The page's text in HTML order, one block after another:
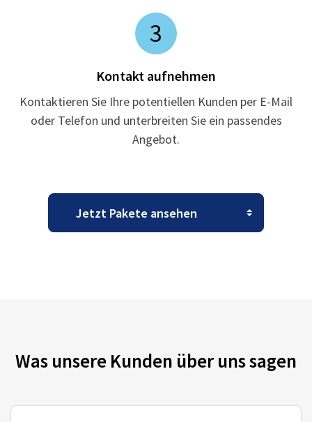
3
Kontakt aufnehmen
Kontaktieren Sie Ihre potentiellen Kunden per E-Mail
oder Telefon und unterbreiten Sie ein passendes
Angebot.
Was unsere Kunden über uns sagen